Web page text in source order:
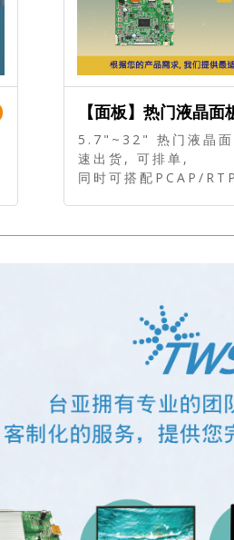
【面板】热门液晶
5.7"~32" 热门液晶
速出货, 可排单,
同时可搭配PCAP/
最适合您产品的套件！